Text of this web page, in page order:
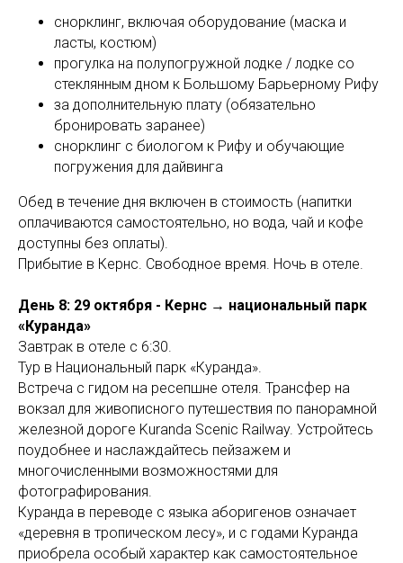
снорклинг, включая оборудование (маска и
ласты, костюм)
прогулка на полупогружной лодке / лодке со
стеклянным дном к Большому Барьерному Рифу
за дополнительную плату (обязательно
бронировать заранее)
снорклинг с биологом к Рифу и обучающие
погружения для дайвинга
Обед в течение дня включен в стоимость (напитки
оплачиваются самостоятельно, но вода, чай и кофе
доступны без оплаты).
Прибытие в Кернс. Свободное время. Ночь в отеле.
День 8: 29 октября - Кернс → национальный парк
«Куранда»
Завтрак в отеле с 6:30.
Тур в Национальный парк «Куранда».
Встреча с гидом на ресепшне отеля. Трансфер на
вокзал для живописного путешествия по панорамной
железной дороге Kuranda Scenic Railway. Устройтесь
поудобнее и наслаждайтесь пейзажем и
многочисленными возможностями для
фотографирования.
Куранда в переводе с языка аборигенов означает
«деревня в тропическом лесу», и с годами Куранда
приобрела особый характер как самостоятельное